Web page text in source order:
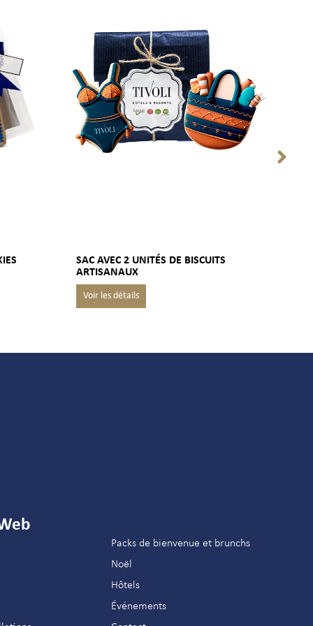
SAC AVEC 2 UNITÉS DE BISCUITS
ARTISANAUX
Packs de bienvenue et brunchs
Noël
Hôtels
Événements